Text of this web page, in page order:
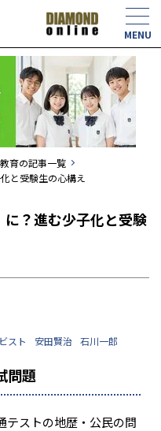
育の記事一覧
と受験生の心構え
？進む少子化と受験
スト
安田賢治 石川一郎
問題
ストの地歴・公民の問